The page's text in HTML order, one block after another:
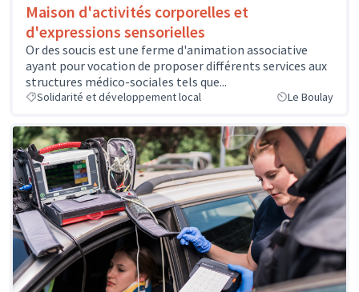
Maison d'activités corporelles et
d'expressions sensorielles
Or des soucis est une ferme d'animation associative
ayant pour vocation de proposer différents services aux
structures médico-sociales tels que...
Solidarité et développement local Le Boulay